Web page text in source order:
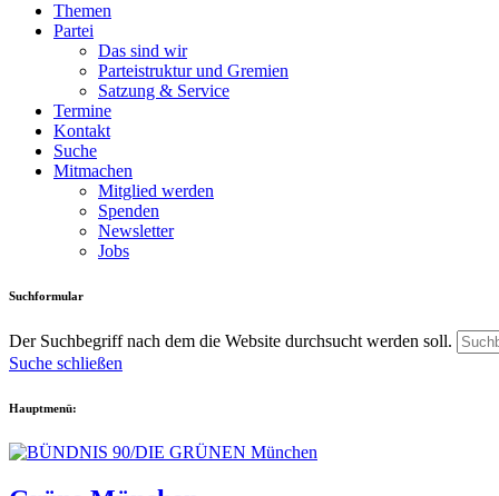
Themen
Partei
Das sind wir
Parteistruktur und Gremien
Satzung & Service
Termine
Kontakt
Suche
Mitmachen
Mitglied werden
Spenden
Newsletter
Jobs
Suchformular
Der Suchbegriff nach dem die Website durchsucht werden soll.
Suche schließen
Hauptmenü: